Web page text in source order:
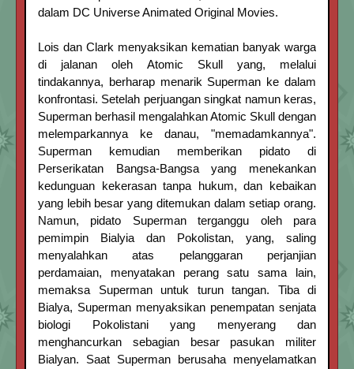
dalam DC Universe Animated Original Movies.
Lois dan Clark menyaksikan kematian banyak warga
di jalanan oleh Atomic Skull yang, melalui
tindakannya, berharap menarik Superman ke dalam
konfrontasi. Setelah perjuangan singkat namun keras,
Superman berhasil mengalahkan Atomic Skull dengan
melemparkannya ke danau, "memadamkannya".
Superman kemudian memberikan pidato di
Perserikatan Bangsa-Bangsa yang menekankan
kedunguan kekerasan tanpa hukum, dan kebaikan
yang lebih besar yang ditemukan dalam setiap orang.
Namun, pidato Superman terganggu oleh para
pemimpin Bialyia dan Pokolistan, yang, saling
menyalahkan atas pelanggaran perjanjian
perdamaian, menyatakan perang satu sama lain,
memaksa Superman untuk turun tangan. Tiba di
Bialya, Superman menyaksikan penempatan senjata
biologi Pokolistani yang menyerang dan
menghancurkan sebagian besar pasukan militer
Bialyan. Saat Superman berusaha menyelamatkan